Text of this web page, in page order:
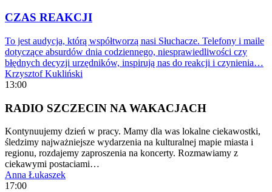
CZAS REAKCJI
To jest audycja, którą współtworzą nasi Słuchacze. Telefony i maile
dotyczące absurdów dnia codziennego, niesprawiedliwości czy
błędnych decyzji urzędników, inspirują nas do reakcji i czynienia…
Krzysztof Kukliński
13:00
RADIO SZCZECIN NA WAKACJACH
Kontynuujemy dzień w pracy. Mamy dla was lokalne ciekawostki,
śledzimy najważniejsze wydarzenia na kulturalnej mapie miasta i
regionu, rozdajemy zaproszenia na koncerty. Rozmawiamy z
ciekawymi postaciami…
Anna Łukaszek
17:00